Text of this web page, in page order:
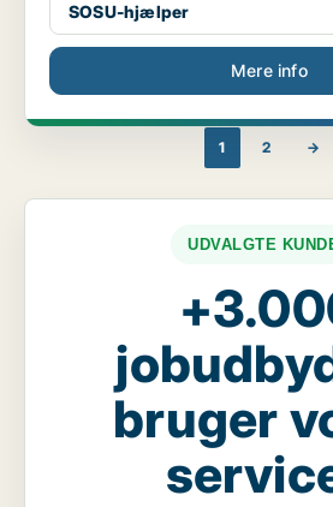
SOSU-hjælper
Mere info
1 2 →
UDVALGTE
bruger